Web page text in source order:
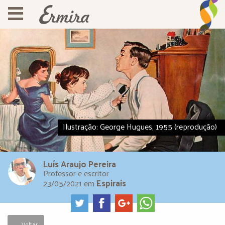
Ilustração: George Hugues, 1955 (reprodução)
Luís Araujo Pereira
Professor e escritor
23/05/2021em Espirais